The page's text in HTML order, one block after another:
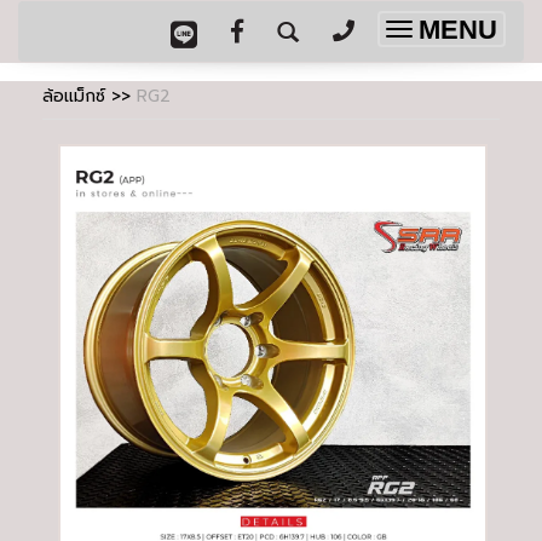
Toggle
navigation
MENU
ล้อแม็กซ์>> RG2